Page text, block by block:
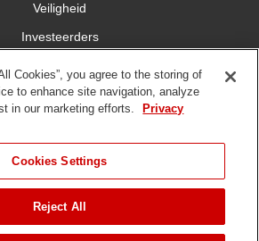
Veiligheid
Investeerders
contact met ons
Privacybeleid DMCA/Copyrightbeleid
Cookies”, you agree to the storing of
to enhance site navigation, analyze
in our marketing efforts.
Privacy
Cookies Settings
Reject All